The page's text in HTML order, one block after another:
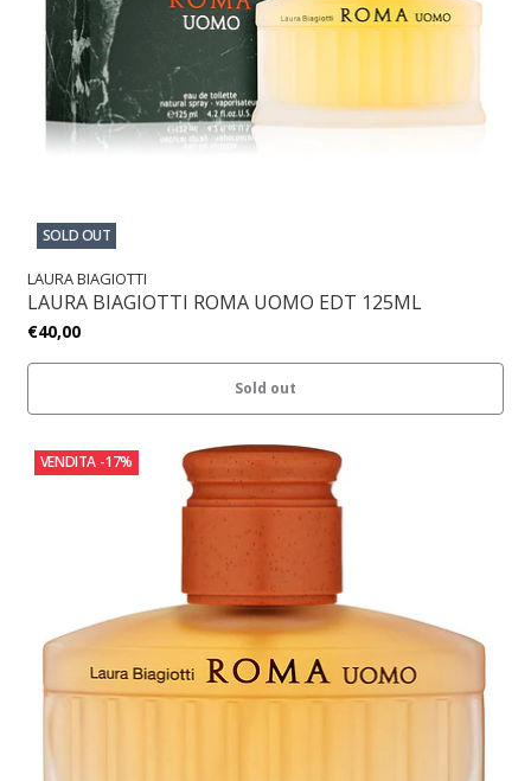
SOLD OUT
LAURA BIAGIOTTI
LAURA BIAGIOTTI ROMA UOMO EDT 125ML
€40,00
Sold out
VENDITA -17%